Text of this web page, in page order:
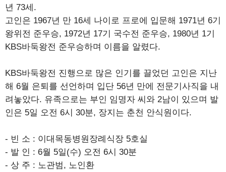
년 73세.
고인은 1967년 만 16세 나이로 프로에 입문해 1971년 6기
왕위전 준우승, 1972년 17기 국수전 준우승, 1980년 1기
KBS바둑왕전 준우승하며 이름을 알렸다.
KBS바둑왕전 진행으로 많은 인기를 끌었던 고인은 지난
해 6월 은퇴를 선언하며 입단 56년 만에 전문기사직을 내
려놓았다. 유족으로는 부인 임명자 씨와 2남이 있으며 발
인은 5일 오전 6시 30분, 장지는 춘천 안식원이다.
- 빈 소 : 이대목동병원장례식장 5호실
- 발 인 : 6월 5일(수) 오전 6시 30분
- 상 주 : 노관범, 노인환